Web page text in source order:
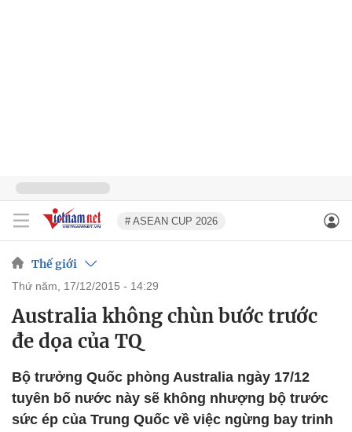
# ASEAN CUP 2026
Thế giới
thứ năm, 17/12/2015 - 14:29
Australia không chùn bước trước
đe dọa của TQ
Bộ trưởng Quốc phòng Australia ngày 17/12
tuyên bố nước này sẽ không nhượng bộ trước
sức ép của Trung Quốc về việc ngừng bay trinh